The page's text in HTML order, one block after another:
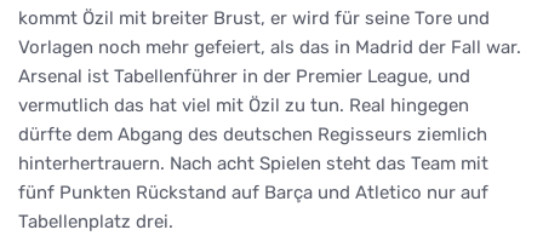
kommt Özil mit breiter Brust, er wird für seine Tore und
Vorlagen noch mehr gefeiert, als das in Madrid der Fall war.
Arsenal ist Tabellenführer in der Premier League, und
vermutlich das hat viel mit Özil zu tun. Real hingegen
dürfte dem Abgang des deutschen Regisseurs ziemlich
hinterhertrauern. Nach acht Spielen steht das Team mit
fünf Punkten Rückstand auf Barça und Atletico nur auf
Tabellenplatz drei.